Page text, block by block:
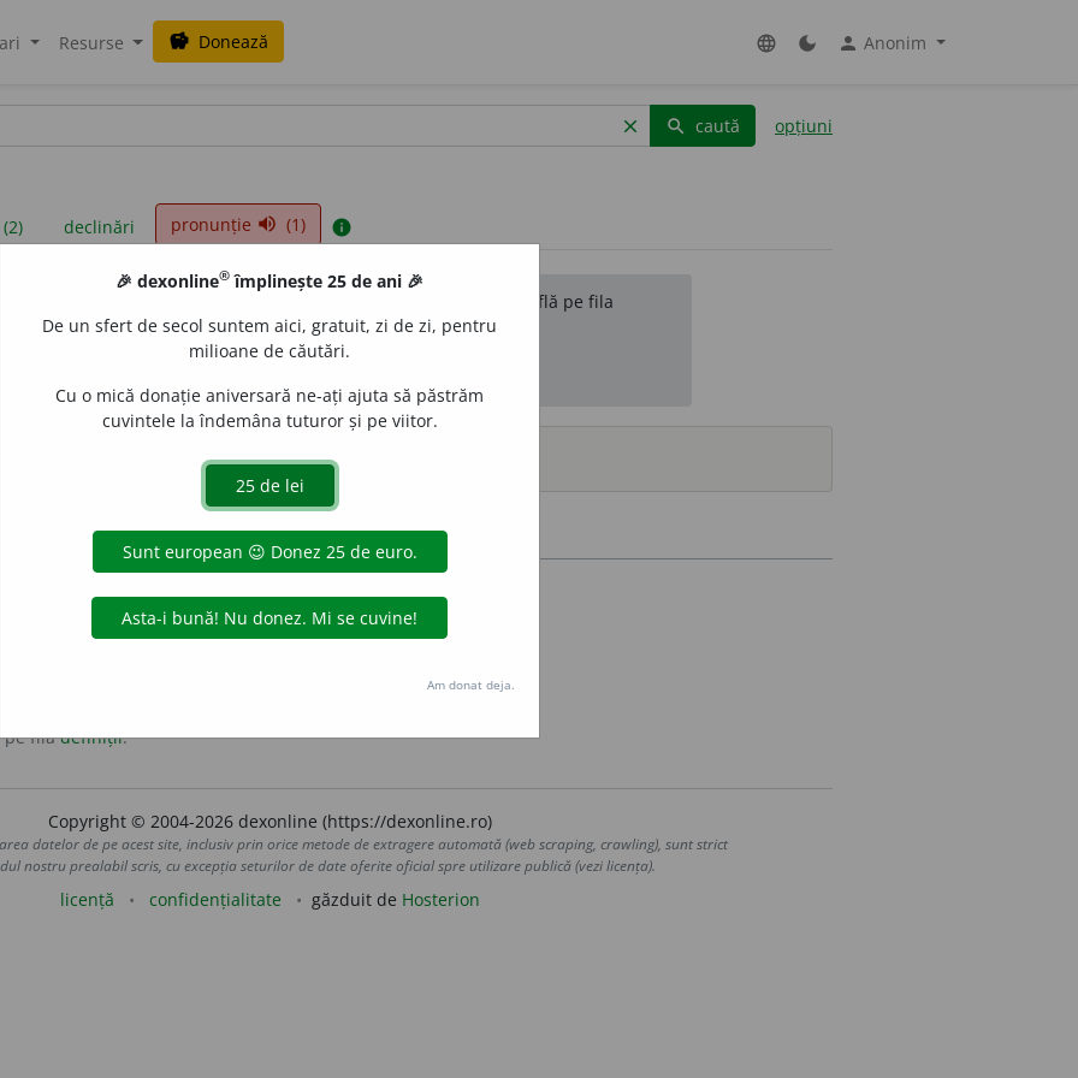
Resurse savings Donează language dark_mode person Anonim
clear search caută opțiuni
declinări pronunție volume_up (1) info
sunt compilate de echipa dexonline. Definițiile originale se află pe fila
reordona filele pe pagina depreferințe.
surse
masculin
cu coaja de un verde închis folosit în special la salate.
pe filadefiniții.
Copyright © 2004-2026 dexonline (https://dexonline.ro)
datelor de pe acest site, inclusiv prin orice metode de extragere automată (web scraping, crawling), sunt strict
nostru prealabil scris, cu excepția seturilor de date oferite oficial spre utilizare publică (vezi licența).
licență confidențialitate găzduit de Hosterion
🎉 dexonline® împlinește 25 de ani 🎉
De un sfert de secol suntem aici, gratuit, zi de zi, pentru
milioane de căutări.
Cu o mică donație aniversară ne-ați ajuta să păstrăm
cuvintele la îndemâna tuturor și pe viitor.
Am donat deja.